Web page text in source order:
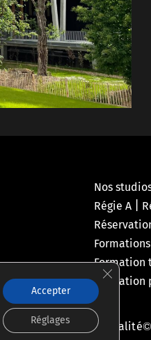
Nos
Régie A
Formation
Formation
Politique de confidentialité
Accepter
Réglages
Fermer